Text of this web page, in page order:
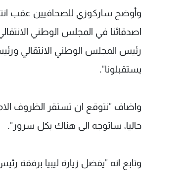
وأوضح ساركوزي للصحافيين عقب
اصدقائنا في المجلس الوطني
رئيس المجلس الوطني الانتقالي
يستقبلونا".
واضاف "نتوقع ان تستقر الظروف
حاليا، ساتوجه الى هناك بكل سرور".
وتابع انه "يفضل زيارة ليبيا برفقة